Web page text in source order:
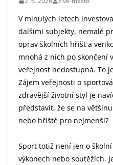
V minulých letech
dalšími subjekty, nemalé
oprav školních hřišť a
mnohá z nich po skončení
veřejnost nedostupná. To
Zájem veřejnosti o
zdravější životní styl je
představit, že se na
nebo hřiště pro nejmenší?
Sport totiž není jen o
výkonech nebo soutěžích.